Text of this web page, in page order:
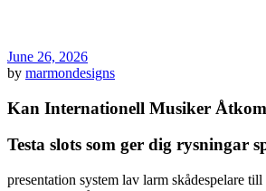
June 26, 2026
by marmondesigns
Kan Internationell Musiker
Testa slots som ger dig rysningar
presentation system lav larm skådespelare